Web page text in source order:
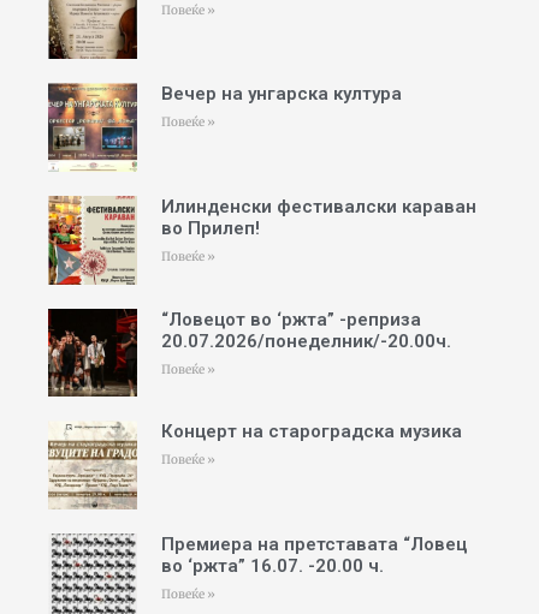
Повеќе »
Вечер на унгарска култура
Повеќе »
Илинденски фестивалски караван
во Прилеп!
Повеќе »
“Ловецот во ‘ржта” -реприза
20.07.2026/понеделник/-20.00ч.
Повеќе »
Концерт на староградска музика
Повеќе »
Премиера на претставата “Ловец
во ‘ржта” 16.07. -20.00 ч.
Повеќе »